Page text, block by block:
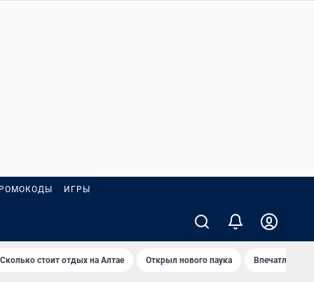
ИГРЫ
Сколько стоит отдых на Алтае Открыл нового паука Впечатления